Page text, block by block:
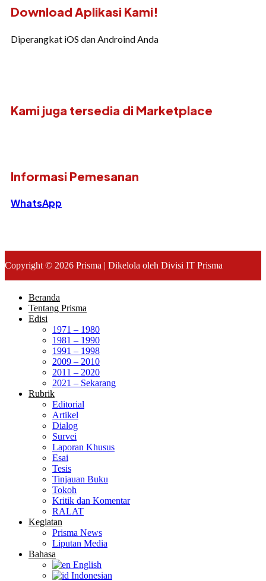
Download Aplikasi Kami!
Diperangkat iOS dan Androind Anda
Kami juga tersedia di Marketplace
Informasi Pemesanan
WhatsApp
Copyright © 2026 Prisma | Dikelola oleh Divisi IT Prisma
Beranda
Tentang Prisma
Edisi
1971 – 1980
1981 – 1990
1991 – 1998
2009 – 2010
2011 – 2020
2021 – Sekarang
Rubrik
Editorial
Artikel
Dialog
Survei
Laporan Khusus
Esai
Tesis
Tinjauan Buku
Tokoh
Kritik dan Komentar
RALAT
Kegiatan
Prisma News
Liputan Media
Bahasa
English
Indonesian